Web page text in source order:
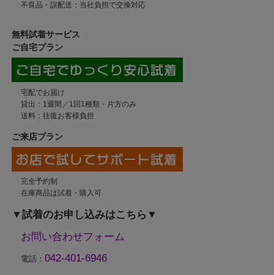
不良品・誤配送：当社負担で交換対応
無料試着サービス
ご自宅プラン
宅配でお届け
貸出：1週間／1回1種類・片方のみ
送料：往復お客様負担
ご来店プラン
完全予約制
在庫商品は試着・購入可
▼試着のお申し込みはこちら▼
お問い合わせフォーム
電話： 042-401-6946